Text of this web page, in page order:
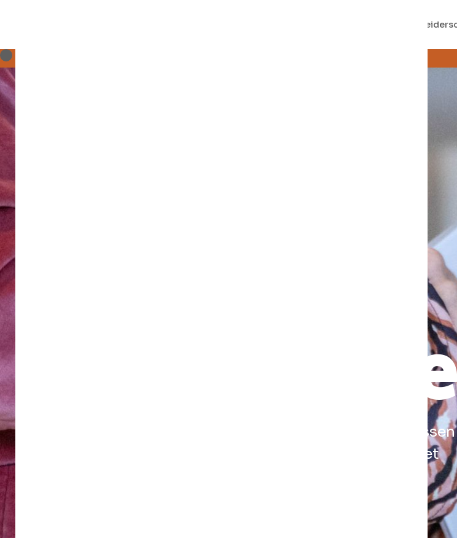
Voor organisaties die inzicht willen in de samenhang
visie, strategie, processen, de mensen en het effect op het